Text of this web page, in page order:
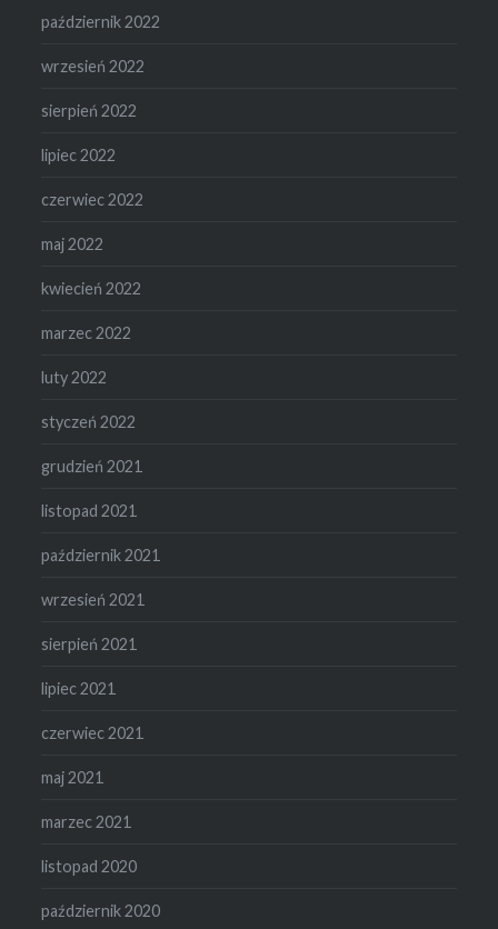
październik 2022
wrzesień 2022
sierpień 2022
lipiec 2022
czerwiec 2022
maj 2022
kwiecień 2022
marzec 2022
luty 2022
styczeń 2022
grudzień 2021
listopad 2021
październik 2021
wrzesień 2021
sierpień 2021
lipiec 2021
czerwiec 2021
maj 2021
marzec 2021
listopad 2020
październik 2020